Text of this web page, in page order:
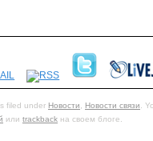
filed under Новости, Новости связи.
или trackback на своем блоге.